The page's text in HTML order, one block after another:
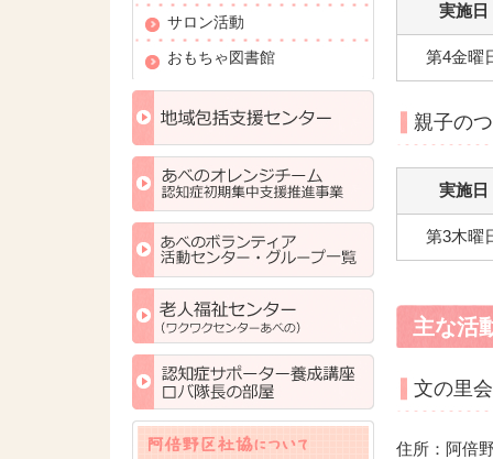
実施日
第4金曜
親子の
実施日
第3木曜
主な活
文の里
住所：阿倍
サロン活動
おもちゃ図書館